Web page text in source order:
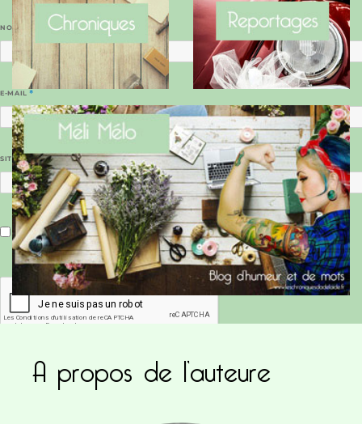
NOM
E-MAIL*
SITE WEB
Enregistrer mon nom, mon e-mail et mon site dans le navigateur pour mon prochain commentaire.
Ce site utilise Akismet pour réduire les
A propos de l’auteure